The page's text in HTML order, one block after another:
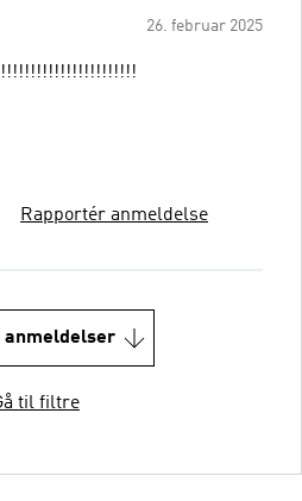
26. februar 2025
Rapportér anmeldelse
anmeldelser
til filtre